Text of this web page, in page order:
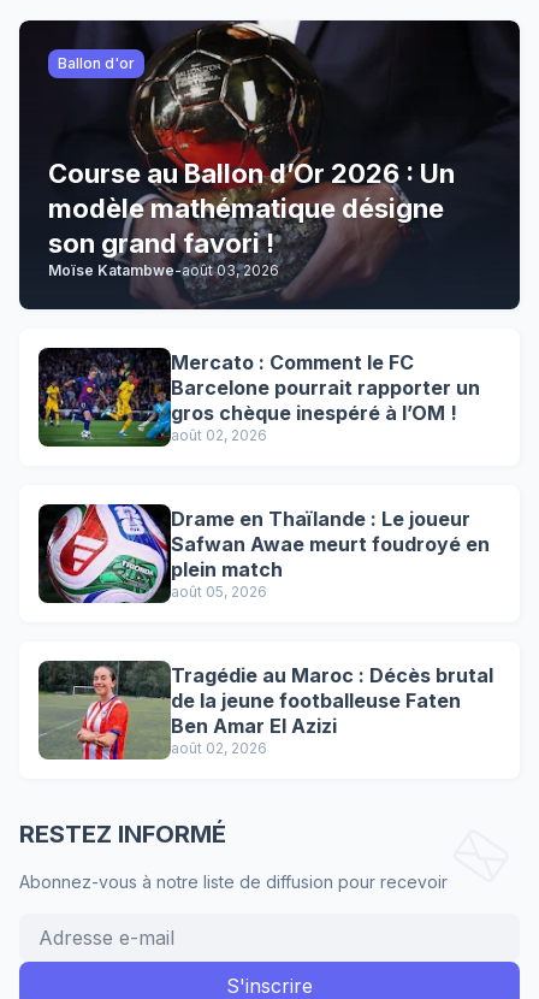
Ballon d'or
Course au Ballon d’Or 2026 : Un
modèle mathématique désigne
son grand favori !
Moïse Katambwe-août 03, 2026
Mercato : Comment le FC
Barcelone pourrait rapporter un
gros chèque inespéré à l’OM !
août 02, 2026
Drame en Thaïlande : Le joueur
Safwan Awae meurt foudroyé en
plein match
août 05, 2026
Tragédie au Maroc : Décès brutal
de la jeune footballeuse Faten
Ben Amar El Azizi
août 02, 2026
RESTEZ INFORMÉ
Abonnez-vous à notre liste de diffusion pour recevoir